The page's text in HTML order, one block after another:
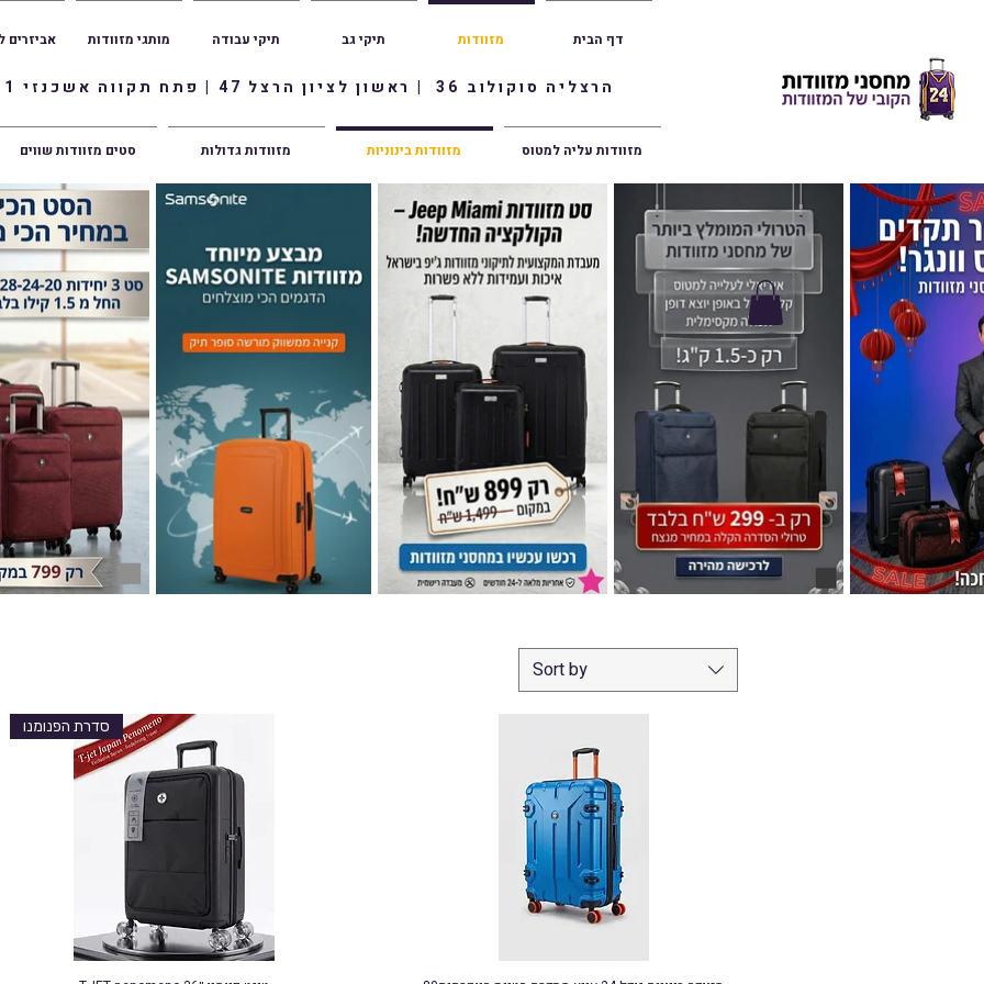
הרצליה סוקולוב 36 | ראשון לציון הרצל 47 | פתח תקווה אשכנזי 1
אביזרים מותגי מזוודות תיקי עבודה תיקי גב מזוודות דף הבית
סטים מזוודות שווים מזוודות גדולות מזוודות בינוניות מזוודות עליה למטוס
Sort by
סדרת הפנומנו